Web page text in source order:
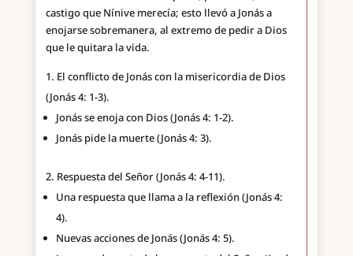
castigo que Nínive merecía; esto llevó a Jonás a
enojarse sobremanera, al extremo de pedir a Dios
que le quitara la vida.
El conflicto de Jonás con la misericordia de Dios
(Jonás 4: 1-3).
Jonás se enoja con Dios (Jonás 4: 1-2).
Jonás pide la muerte (Jonás 4: 3).
Respuesta del Señor (Jonás 4: 4-11).
Una respuesta que llama a la reflexión (Jonás 4:
4).
Nuevas acciones de Jonás (Jonás 4: 5).